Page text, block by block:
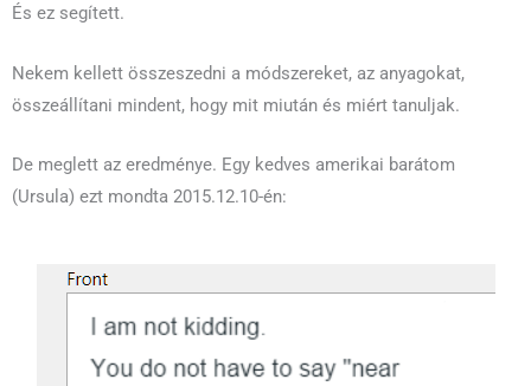
És ez segített.
Nekem kellett összeszedni a módszereket, az anyagokat,
összeállítani mindent, hogy mit miután és miért tanuljak.
De meglett az eredménye. Egy kedves amerikai barátom
(Ursula) ezt mondta 2015.12.10-én: